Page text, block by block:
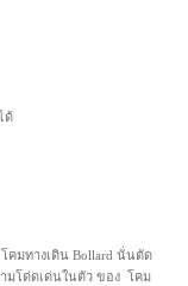
ด้
คมทางเดิน Bollard นั่นตัด
มโด่ดเด่นในตัว ของ โคม